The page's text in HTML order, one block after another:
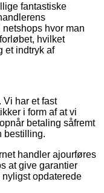
fantastiske
hvor man
hvilket
et indtryk af
Vi har et fast
i form af at vi
betaling såfremt
bestilling.
handler ajourføres
at give garantier
nyligst opdaterede